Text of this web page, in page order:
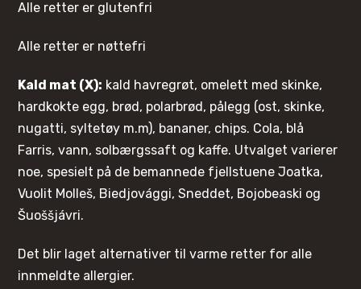
Alle retter er glutenfri
Alle retter er nøttefri
Kald mat (X): kald havregrøt, omelett med skinke,
hardkokte egg, brød, polarbrød, pålegg (ost, skinke,
nugatti, syltetøy m.m), bananer, chips. Cola, blå
Farris, vann, solbærgssaft og kaffe. Utvalget varierer
noe, spesielt på de bemannede fjellstuene Joatka,
Vuolit Molleš, Biedjovággi, Sneddet, Bojobeaski og
Šuoššjávri.
Det blir laget alternativer til varme retter for alle
innmeldte allergier.